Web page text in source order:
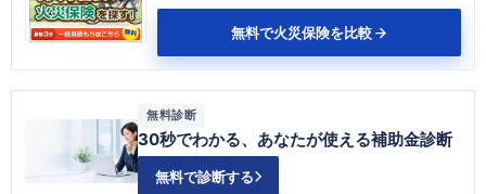
震・水災の備えも見直せます。
無料で火災保険を比較
無料診断
30秒でわかる、あなたが使える補助金診断
無料で診断する